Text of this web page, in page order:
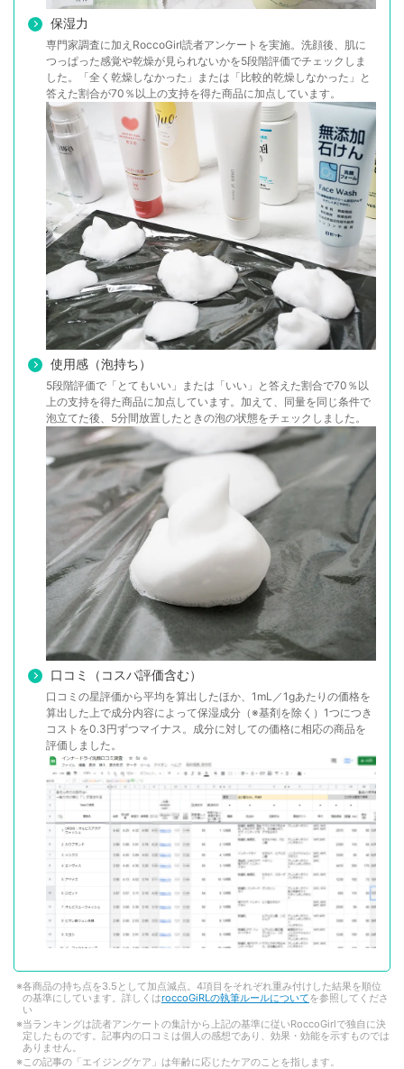
保湿力
専門家調査に加えRoccoGirl読者アンケートを実施。洗顔後、肌に
つっぱった感覚や乾燥が見られないかを5段階評価でチェックしま
した。「全く乾燥しなかった」または「比較的乾燥しなかった」と
答えた割合が70％以上の支持を得た商品に加点しています。
使用感（泡持ち）
5段階評価で「とてもいい」または「いい」と答えた割合で70％以
上の支持を得た商品に加点しています。加えて、同量を同じ条件で
泡立てた後、5分間放置したときの泡の状態をチェックしました。
口コミ（コスパ評価含む）
口コミの星評価から平均を算出したほか、1mL／1gあたりの価格を
算出した上で成分内容によって保湿成分（※基剤を除く）1つにつき
コストを0.3円ずつマイナス。成分に対しての価格に相応の商品を
評価しました。
各商品の持ち点を3.5として加点減点。4項目をそれぞれ重み付けした結果を順位
の基準にしています。詳しくはroccoGiRLの執筆ルールについてを参照してくださ
い
当ランキングは読者アンケートの集計から上記の基準に従いRoccoGirlで独自に決
定したものです。記事内の口コミは個人の感想であり、効果・効能を示すものでは
ありません。
この記事の「エイジングケア」は年齢に応じたケアのことを指します。